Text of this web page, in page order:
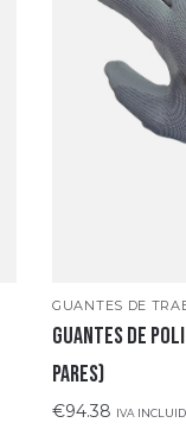
GUANTES DE
GUANTES DE
pares)
€94.38 IVA